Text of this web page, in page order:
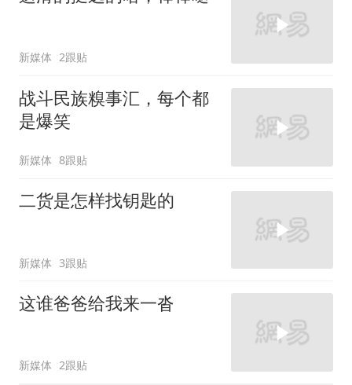
新媒体 2跟贴
战斗民族糗事汇，每个都
是爆笑
新媒体 8跟贴
二货是怎样找钥匙的
新媒体 3跟贴
这谁爸爸给我来一沓
新媒体 2跟贴